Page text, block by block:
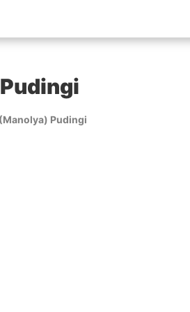
Pudingi